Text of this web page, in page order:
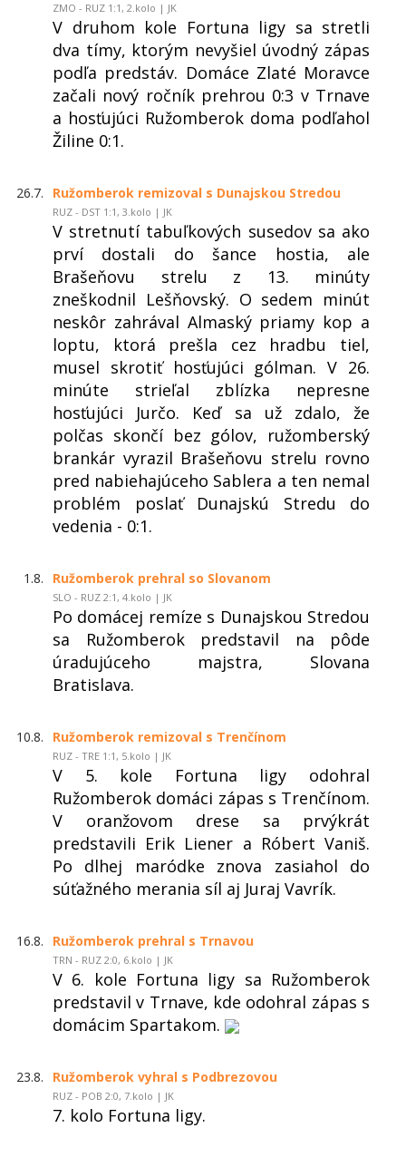
ZMO - RUZ 1:1, 2.kolo | JK
V druhom kole Fortuna ligy sa stretli
dva tímy, ktorým nevyšiel úvodný zápas
podľa predstáv. Domáce Zlaté Moravce
začali nový ročník prehrou 0:3 v Trnave
a hosťujúci Ružomberok doma podľahol
Žiline 0:1.
26.7. Ružomberok remizoval s Dunajskou Stredou
RUZ - DST 1:1, 3.kolo | JK
V stretnutí tabuľkových susedov sa ako
prví dostali do šance hostia, ale
Brašeňovu strelu z 13. minúty
zneškodnil Lešňovský. O sedem minút
neskôr zahrával Almaský priamy kop a
loptu, ktorá prešla cez hradbu tiel,
musel skrotiť hosťujúci gólman. V 26.
minúte strieľal zblízka nepresne
hosťujúci Jurčo. Keď sa už zdalo, že
polčas skončí bez gólov, ružomberský
brankár vyrazil Brašeňovu strelu rovno
pred nabiehajúceho Sablera a ten nemal
problém poslať Dunajskú Stredu do
vedenia - 0:1.
1.8. Ružomberok prehral so Slovanom
SLO - RUZ 2:1, 4.kolo | JK
Po domácej remíze s Dunajskou Stredou
sa Ružomberok predstavil na pôde
úradujúceho majstra, Slovana
Bratislava.
10.8. Ružomberok remizoval s Trenčínom
RUZ - TRE 1:1, 5.kolo | JK
V 5. kole Fortuna ligy odohral
Ružomberok domáci zápas s Trenčínom.
V oranžovom drese sa prvýkrát
predstavili Erik Liener a Róbert Vaniš.
Po dlhej maródke znova zasiahol do
súťažného merania síl aj Juraj Vavrík.
16.8. Ružomberok prehral s Trnavou
TRN - RUZ 2:0, 6.kolo | JK
V 6. kole Fortuna ligy sa Ružomberok
predstavil v Trnave, kde odohral zápas s
domácim Spartakom.
23.8. Ružomberok vyhral s Podbrezovou
RUZ - POB 2:0, 7.kolo | JK
7. kolo Fortuna ligy.